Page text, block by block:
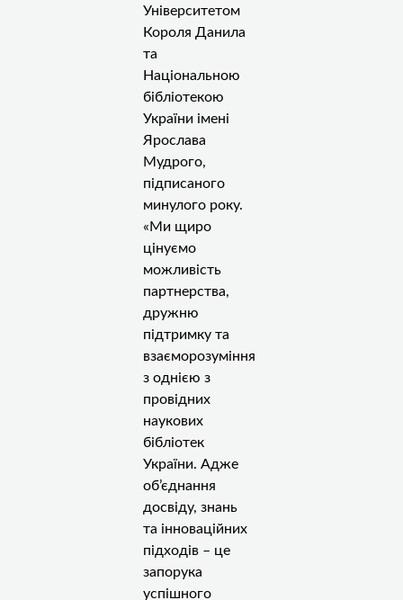
Університетом
Короля Данила
та
Національною
бібліотекою
України імені
Ярослава
Мудрого,
підписаного
минулого року.
«Ми щиро
цінуємо
можливість
партнерства,
дружню
підтримку та
взаєморозуміння
з однією з
провідних
наукових
бібліотек
України. Адже
об’єднання
досвіду, знань
та інноваційних
підходів – це
запорука
успішного